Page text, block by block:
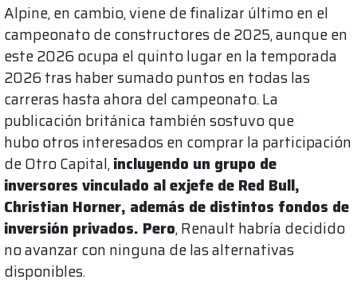
Alpine, en cambio, viene de finalizar último en el
campeonato de constructores de 2025, aunque en
este 2026 ocupa el quinto lugar en la temporada
2026 tras haber sumado puntos en todas las
carreras hasta ahora del campeonato. La
publicación británica también sostuvo que
hubo otros interesados en comprar la participación
de Otro Capital,incluyendo un grupo de
inversores vinculado al exjefe de Red Bull,
Christian Horner, además de distintos fondos de
inversión privados. Pero, Renault habría decidido
no avanzar con ninguna de las alternativas
disponibles.